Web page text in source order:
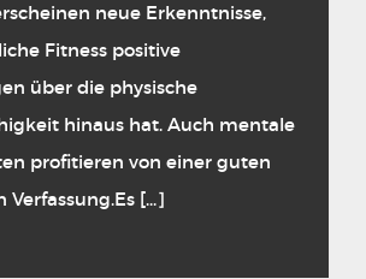
neue Erkenntnisse,
Fitness positive
über die physische
hinaus hat. Auch mentale
profitieren von einer guten
[...]